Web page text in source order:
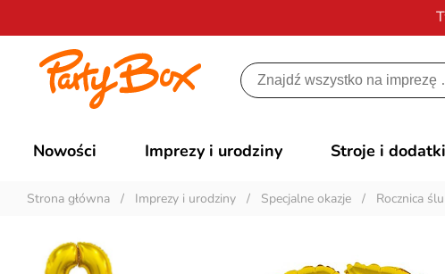
Nowości Imprezy i urodziny Stroje i dodatki
Strona główna / Imprezy i urodziny / Specjalne okazje / Rocznica